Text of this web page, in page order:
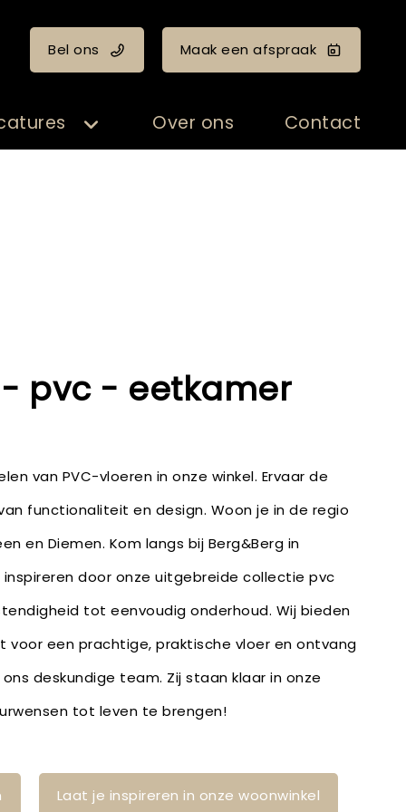
Bel ons Maak een afspraak
Over ons Contact
pvc - eetkamer
van PVC-vloeren in onze winkel. Ervaar de
functionaliteit en design. Woon je in de regio
en Diemen. Kom langs bij Berg&Berg in
door onze uitgebreide collectie pvc
tot eenvoudig onderhoud. Wij bieden
voor een prachtige, praktische vloer en ontvang
deskundige team. Zij staan klaar in onze
tot leven te brengen!
Laat je inspireren in onze woonwinkel